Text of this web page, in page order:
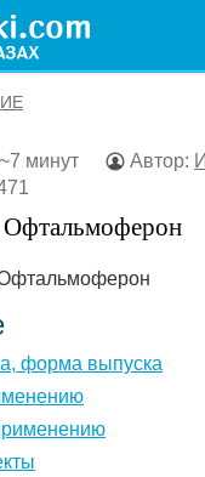
минут Автор:
Офтальмоферон
форма выпуска